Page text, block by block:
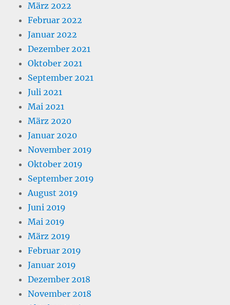
März 2022
Februar 2022
Januar 2022
Dezember 2021
Oktober 2021
September 2021
Juli 2021
Mai 2021
März 2020
Januar 2020
November 2019
Oktober 2019
September 2019
August 2019
Juni 2019
Mai 2019
März 2019
Februar 2019
Januar 2019
Dezember 2018
November 2018